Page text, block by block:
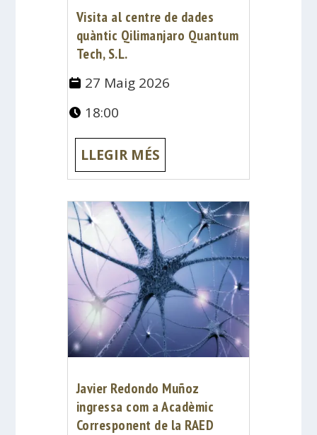
Visita al centre de dades
quàntic Qilimanjaro Quantum
Tech, S.L.
27 Maig 2026
18:00
LLEGIR MÉS
Javier Redondo Muñoz
ingressa com a Acadèmic
Corresponent de la RAED